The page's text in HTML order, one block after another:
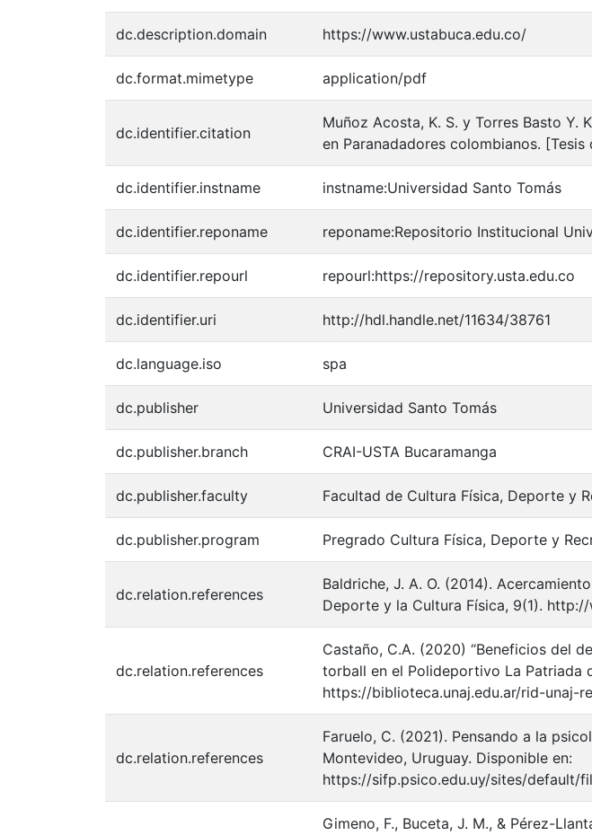
dc.description.domain https://www.ustabuca.edu.co/
dc.format.mimetype application/pdf
dc.identifier.citation
Muñoz Acosta, K. S. y Torres Basto Y.
en Paranadadores colombianos.
dc.identifier.instname instname:Universidad Santo Tomás
dc.identifier.reponame reponame:Repositorio Institucional
dc.identifier.repourl repourl:https://repository.usta.edu.co
dc.identifier.uri http://hdl.handle.net/11634/38761
dc.language.iso spa
dc.publisher Universidad Santo Tomás
dc.publisher.branch CRAI-USTA Bucaramanga
dc.publisher.faculty Facultad de Cultura Física, Deporte y
dc.publisher.program Pregrado Cultura Física, Deporte y
dc.relation.references
Baldriche, J. A. O. (2014).
Deporte y la Cultura Física, 9(1).
dc.relation.references
Castaño, C.A. (2020) “Beneficios del
torball en el Polideportivo La Patriada
https://biblioteca.unaj.edu.ar/rid-unaj-
dc.relation.references
Faruelo, C. (2021). Pensando a la
Montevideo, Uruguay. Disponible en:
https://sifp.psico.edu.uy/sites/default/
Gimeno, F., Buceta, J. M., & Pérez-